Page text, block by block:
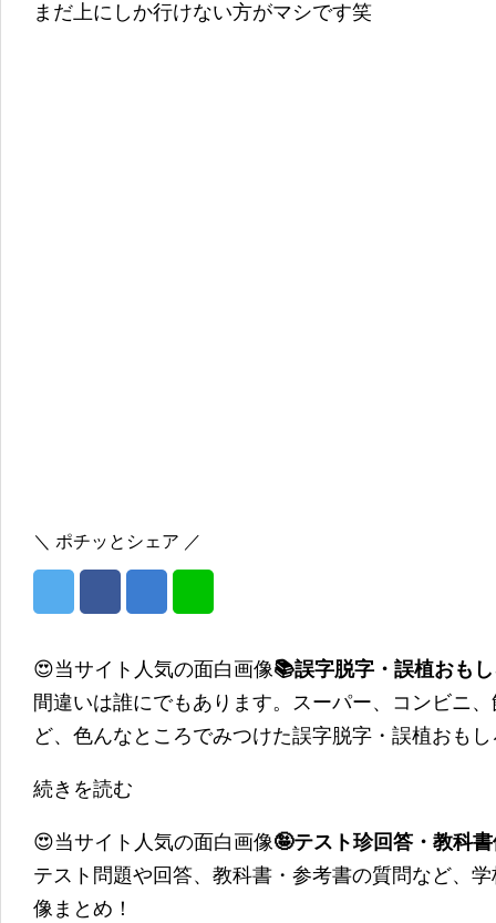
まだ上にしか行けない方がマシです笑
＼ ポチッとシェア ／
😍当サイト人気の面白画像📚誤字脱字・誤植おも
間違いは誰にでもあります。スーパー、コンビニ
ど、色んなところでみつけた誤字脱字・誤植おも
続きを読む
😍当サイト人気の面白画像🤪テスト珍回答・教科
テスト問題や回答、教科書・参考書の質問など、
像まとめ！